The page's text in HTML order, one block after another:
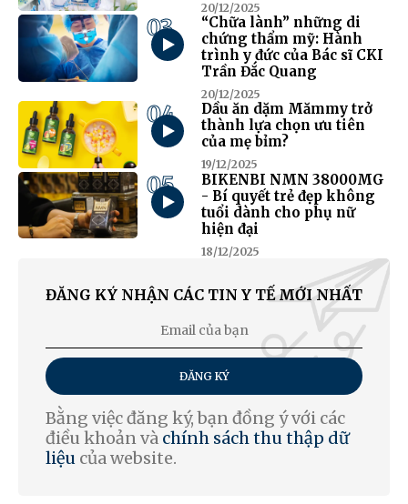
20/12/2025
03
“Chữa lành” những di
chứng thẩm mỹ: Hành
trình y đức của Bác sĩ CKI
Trần Đắc Quang
20/12/2025
04
Dầu ăn dặm Mămmy trở
thành lựa chọn ưu tiên
của mẹ bỉm?
19/12/2025
05
BIKENBI NMN 38000MG
- Bí quyết trẻ đẹp không
tuổi dành cho phụ nữ
hiện đại
18/12/2025
ĐĂNG KÝ NHẬN CÁC TIN Y TẾ MỚI NHẤT
ĐĂNG KÝ
Bằng việc đăng ký, bạn đồng ý với các
điều khoản và chính sách thu thập dữ
liệu của website.